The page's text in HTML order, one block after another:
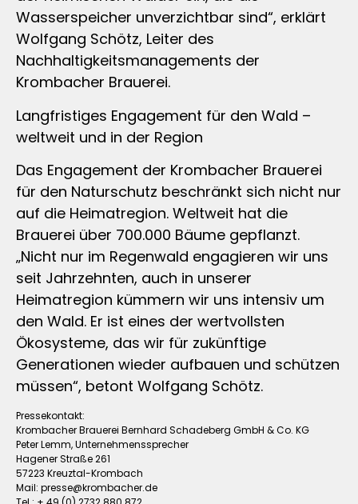
Wasserspeicher unverzichtbar sind“, erklärt
Wolfgang Schötz, Leiter des
Nachhaltigkeitsmanagements der
Krombacher Brauerei.
Langfristiges Engagement für den Wald –
weltweit und in der Region
Das Engagement der Krombacher Brauerei
für den Naturschutz beschränkt sich nicht nur
auf die Heimatregion. Weltweit hat die
Brauerei über 700.000 Bäume gepflanzt.
„Nicht nur im Regenwald engagieren wir uns
seit Jahrzehnten, auch in unserer
Heimatregion kümmern wir uns intensiv um
den Wald. Er ist eines der wertvollsten
Ökosysteme, das wir für zukünftige
Generationen wieder aufbauen und schützen
müssen“, betont Wolfgang Schötz.
Pressekontakt:
Krombacher Brauerei Bernhard Schadeberg GmbH & Co. KG
Peter Lemm, Unternehmenssprecher
Hagener Straße 261
57223 Kreuztal-Krombach
Mail: presse@krombacher.de